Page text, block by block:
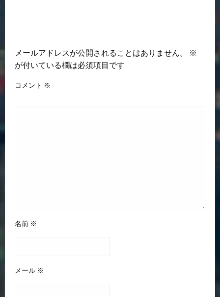
メールアドレスが公開されることはありません。
※
が付いている欄は必須項目です
コメント ※
名前 ※
メール ※